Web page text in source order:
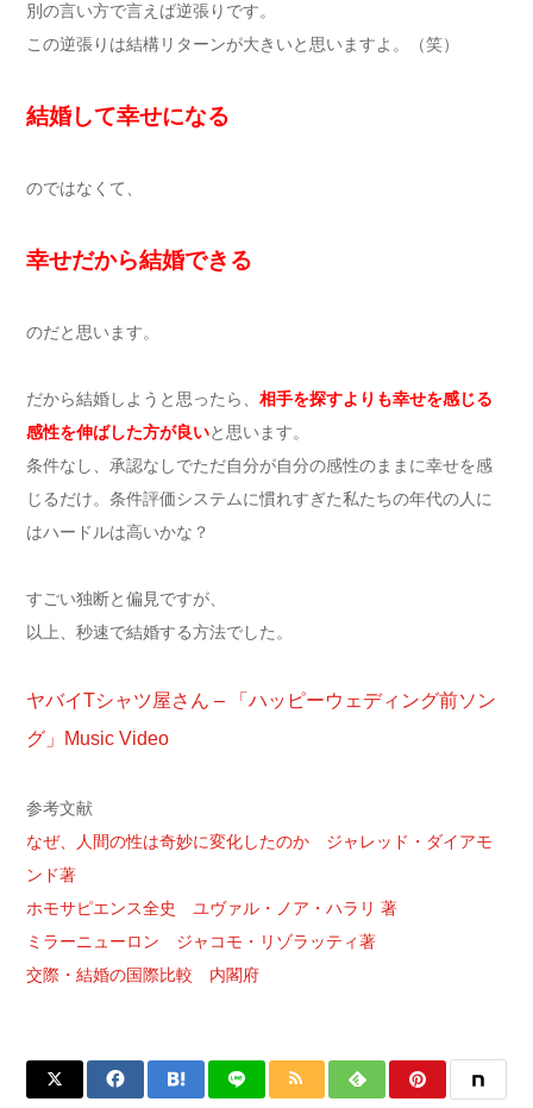
別の言い方で言えば逆張りです。
この逆張りは結構リターンが大きいと思いますよ。（笑）
結婚して幸せになる
のではなくて、
幸せだから結婚できる
のだと思います。
だから結婚しようと思ったら、 相手を探すよりも幸せを感じる
感性を伸ばした方が良いと思います。
条件なし、承認なしでただ自分が自分の感性のままに幸せを感
じるだけ。条件評価システムに慣れすぎた私たちの年代の人に
はハードルは高いかな？
すごい独断と偏見ですが、
以上、秒速で結婚する方法でした。
ヤバイTシャツ屋さん – 「ハッピーウェディング前ソン
グ」Music Video
参考文献
なぜ、人間の性は奇妙に変化したのか ジャレッド・ダイアモ
ンド著
ホモサピエンス全史 ユヴァル・ノア・ハラリ 著
ミラーニューロン ジャコモ・リゾラッティ著
交際・結婚の国際比較 内閣府